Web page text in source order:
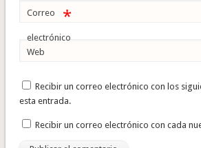
Correo
electrónico
*
Web
Recibir un correo electrónico con los
esta entrada.
Recibir un correo electrónico con cada